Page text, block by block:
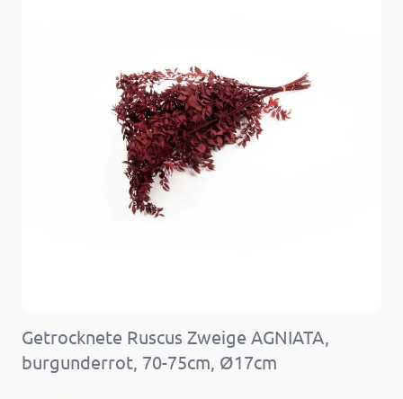
Getrocknete Ruscus Zweige AGNIATA,
burgunderrot, 70-75cm, Ø17cm